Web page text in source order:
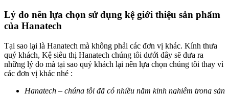
Lý do nên lựa chọn sử dụng kệ giới thiệu sản phẩm
của Hanatech
Tại sao lại là Hanatech mà không phải các đơn vị khác. Kính thưa
quý khách, Kệ siêu thị Hanatech chúng tôi dưới đây sẽ đưa ra
những lý do mà tại sao quý khách lại nên lựa chọn chúng tôi thay vì
các đơn vị khác nhé :
Hanatech – chúng tôi đã có nhiều năm kinh nghiệm trong sản